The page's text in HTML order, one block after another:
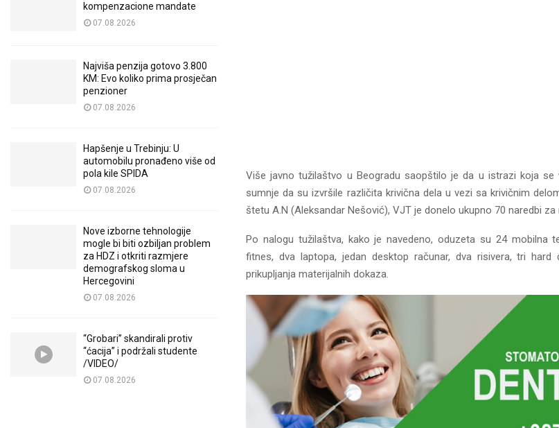
Više javno tužilaštvo u Beogradu saopštilo je da u istrazi koja
sumnje da su izvršile različita krivična dela u vezi sa krivičnim
štetu A.N (Aleksandar Nešović), VJT je donelo ukupno 70 naredbi
Po nalogu tužilaštva, kako je navedeno, oduzeta su 24 mobilna
fitnes, dva laptopa, jedan desktop računar, dva risivera, tri
prikupljanja materijalnih dokaza.
kompenzacione mandate
07.08.2026
Najviša penzija gotovo 3.800
KM: Evo koliko prima prosječan
penzioner
07.08.2026
Hapšenje u Trebinju: U
automobilu pronađeno više od
pola kile SPIDA
07.08.2026
Nove izborne tehnologije
mogle bi biti ozbiljan problem
za HDZ i otkriti razmjere
demografskog sloma u
Hercegovini
07.08.2026
“Grobari” skandirali protiv
“ćacija” i podržali studente
/VIDEO/
07.08.2026